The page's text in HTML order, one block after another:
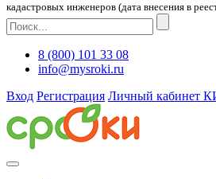
кадастровых инженеров (дата внесения в
8 (800) 101 33 08
info@mysroki.ru
Вход Регистрация Личный кабинет